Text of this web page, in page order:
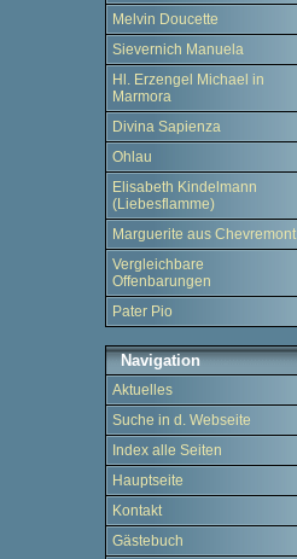
Melvin Doucette
Sievernich Manuela
Hl. Erzengel Michael in
Marmora
Divina Sapienza
Ohlau
Elisabeth Kindelmann
(Liebesflamme)
Marguerite aus Chevremont
Vergleichbare
Offenbarungen
Pater Pio
Navigation
Aktuelles
Suche in d. Webseite
Index alle Seiten
Hauptseite
Kontakt
Gästebuch